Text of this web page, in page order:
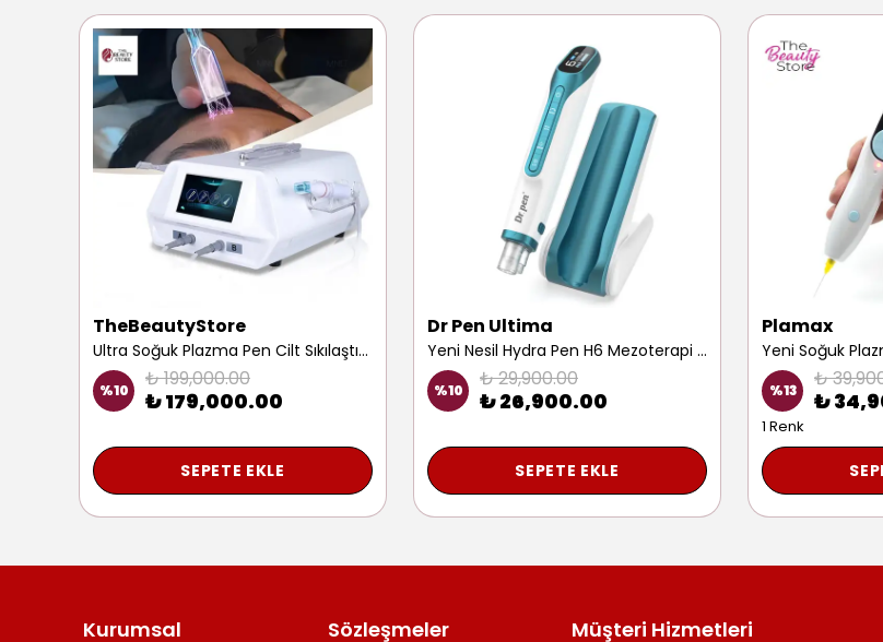
TheBeautyStore
Ultra Soğuk Plazma Pen Cilt Sıkılaştırma Gençleştirme Yüz Yenileme Saç Güçlendirme Anti Aging Cihazı
%10 ₺ 199,000.00
₺ 179,000.00
SEPETE EKLE
Dr Pen Ultima
Yeni Nesil Hydra Pen H6 Mezoterapi Cihazı Yüz Iz Leke Kırışıklık Giderme Prp Dermapen Makinesi
%10 ₺ 29,900.00
₺ 26,900.00
SEPETE EKLE
Plamax
%13 ₺
₺
1 Renk
Kurumsal Sözleşmeler Müşteri Hizmetleri